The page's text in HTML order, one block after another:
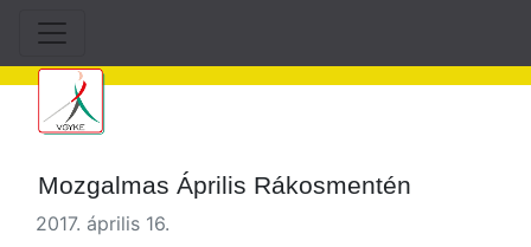
Mozgalmas Április Rákosmentén
2017. április 16.